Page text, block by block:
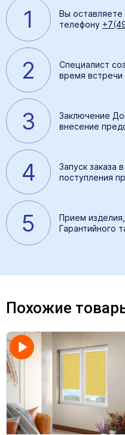
1 Вы оставляете
телефону
2
Специалист
время встречи
3
Заключение
внесение
4
Запуск заказа
поступления
5
Прием
Гарантийного
Похожие